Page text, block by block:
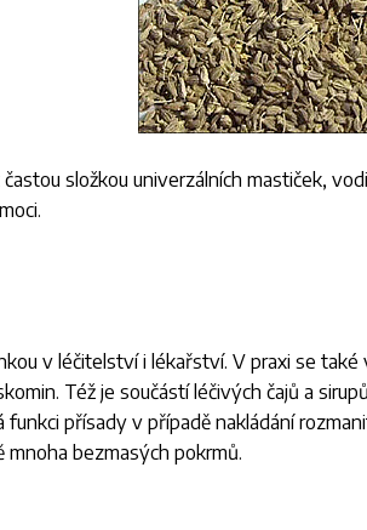
složkou univerzálních mastiček,
v léčitelství i lékařství. V praxi se
Též je součástí léčivých čajů a
přísady v případě nakládání
mnoha bezmasých pokrmů.